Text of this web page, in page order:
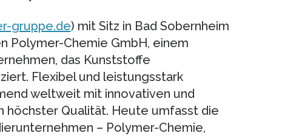
gruppe.de) mit Sitz in Bad Sobernheim
Polymer-Chemie GmbH, einem
das Kunststoffe
Flexibel und leistungsstark
weltweit mit innovativen und
höchster Qualität. Heute umfasst die
– Polymer-Chemie,